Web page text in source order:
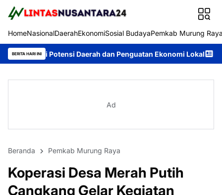
HomeNasionalDaerahEkonomiSosial BudayaPemkab Murung
BERITA HARI INI
Daerah dan Penguatan Ekonomi Lokal Rahmanto Muhidin
Ad
Beranda Pemkab Murung Raya
Koperasi Desa Merah Putih
Cangkang Gelar Kegiatan